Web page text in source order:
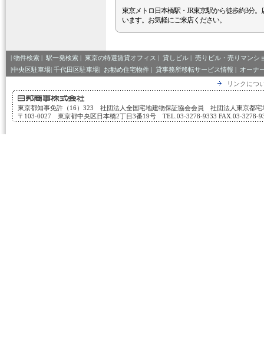
東京メトロ日本橋駅・JR東京駅から徒歩約3分。
います。お気軽にご来店ください。
| 物件検索 | 駅一発検索 | 東京の特選賃貸オフィス | 貸しビル | 売りビル・売りマンシ
|中央区駐車場| 千代田区駐車場| お勧め住宅物件 | 貸事務所移転サービス情報 | オーナ
リンクにつ
東京都知事免許（16）323 社団法人全国宅地建物保証協会会員 社団法人東京都宅
〒103-0027 東京都中央区日本橋2丁目3番19号 TEL.03-3278-9333 FAX.03-3278-